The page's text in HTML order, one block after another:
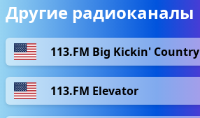
Другие радиоканалы
113.FM Big Kickin' Country
113.FM Elevator